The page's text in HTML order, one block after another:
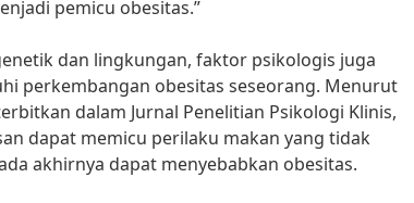
pemicu obesitas.”
dan lingkungan, faktor psikologis juga
perkembangan obesitas seseorang. Menurut
dalam Jurnal Penelitian Psikologi Klinis,
dapat memicu perilaku makan yang tidak
akhirnya dapat menyebabkan obesitas.